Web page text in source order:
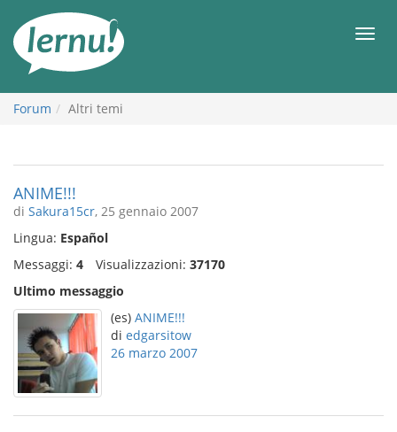
all’indice
Forum Altri temi
ANIME!!!
di Sakura15cr, 25 gennaio 2007
Lingua: Español
Messaggi: 4 Visualizzazioni: 37170
Ultimo messaggio
(es) ANIME!!!
di edgarsitow
26 marzo 2007